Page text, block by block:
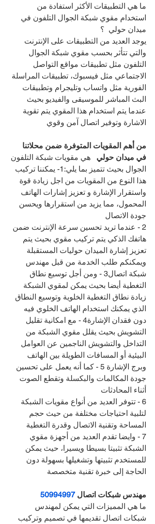
ما هي التطبيقات الأكثر استفادة من
استخدام مقوي شبكة الجوال التلفون في
ميدان حولي  ؟
يوجد العديد من التطبيقات على الإنترنت
والتي تتأثر بحسب مقوي شبكة الجوال
التلفون مثل تطبيقات مواقع التواصل
الاجتماعي مثل فيسبوك، تطبيقات المراسلة
الفورية مثل واتساب وتليجرام وتطبيقات
البث المباشر للموسيقى والفيديو بحيث
عندما يتم استخدام هذا المقوي يتم تقوية
الاشارة وتوفير اتصال آمن وقوي
من أهم المقويات المتوفرة ضمن محلاتنا
في ميدان حولي هي مقويات شبكة التلفون
الجوال بحيث تتميز بما يلي:1- يمكننا تركيب
هذا النوع من المقويات من اجل زيادة قوة
واستقرار الإشارة و تعزيز إشارات الهاتف
المحمول، مما يزيد من استقرارها ويحسن
جودة الاتصال
2 - عندما تريد تحسين سرعة الإنترنت ضمن
هاتفك الذكي يتم تركيب مقوي بحيث يتم
تعزيز إشارة الميدان حوليات المستقبلة
ويمكنكم طلب الخدمة من قبل مهندس
شبكة اتصال3 - ومن أجل توسيع نطاق
التغطية أيضا بحيث يمكن لمقوي الشبكة
زيادة نطاق التغطية الخلوية وتوسيع النطاق
الذي يمكنك استخدام الهاتف الخلوي فيه
دون فقدان الإشارة4 - مع امكانية تقليل
التشويش بحيث يقلل مقوي الشبكة من
التداخل والتشويش الناجمين عن العوامل
البيئية أو المسافات الطويلة بين الهاتف
وبرج الإشارة 5 - كما أنه يعمل على تحسين
جودة المكالمات والبكسلة وتقطع الصوت
أثناء المحادثات
6 - تتوفر العديد من أنواع مقويات الشبكة
لتلبية احتياجات مختلفة من حيث حجم
المساحة وتقنية الاتصال وقدرة التغطية
7 - وايضا تقدم العديد من أجهزة مقوي
الشبكة تثبيتا بسيطا ويسيرا، حيث يمكن
للمستخدم تثبيتها وتشغيلها بسهولة دون
الحاجة إلى خبرة تقنية متخصصة
مهندس شبكات اتصال 50994997
ما هي المميزات التي يمكن لمهندس
شبكات اتصال تقديمها في تصميم وتركيب